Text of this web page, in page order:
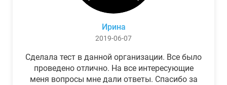
Ирина
2019-06-07
Сделала тест в данной организации. Все было
проведено отлично. На все интересующие
меня вопросы мне дали ответы. Спасибо за